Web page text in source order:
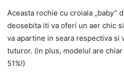
Aceasta rochie cu croiala „baby”
deosebita iti va oferi un aer chic
va apartine in seara respectiva si
tuturor. (in plus, modelul are
51%!)